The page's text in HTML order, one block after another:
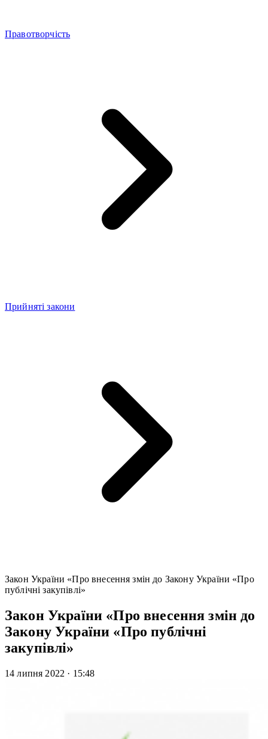
Правотворчість
Прийняті закони
Закон України «Про внесення змін до Закону України «Про
публічні закупівлі»
Закон України «Про внесення змін до
Закону України «Про публічні
закупівлі»
14 липня 2022 · 15:48